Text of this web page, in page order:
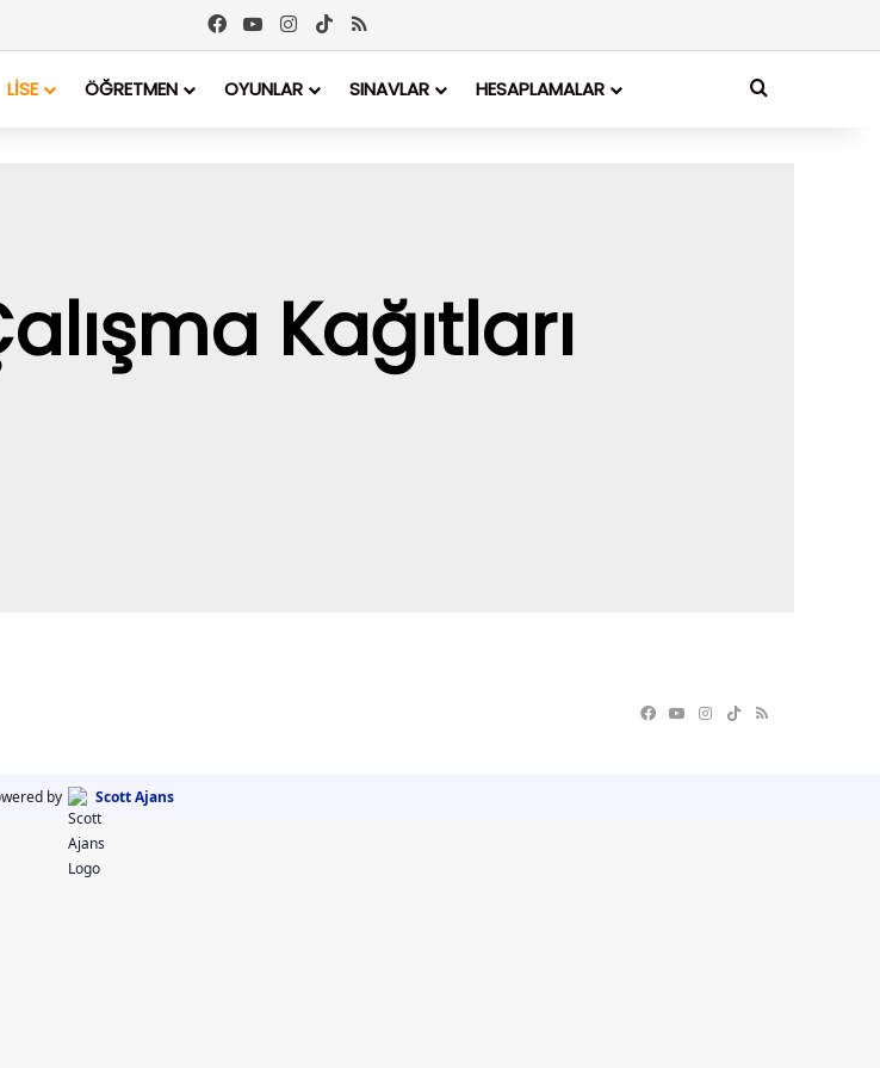
LİSE ÖĞRETMEN OYUNLAR SINAVLAR HESAPLAMALAR
Kağıtları
by Scott Ajans